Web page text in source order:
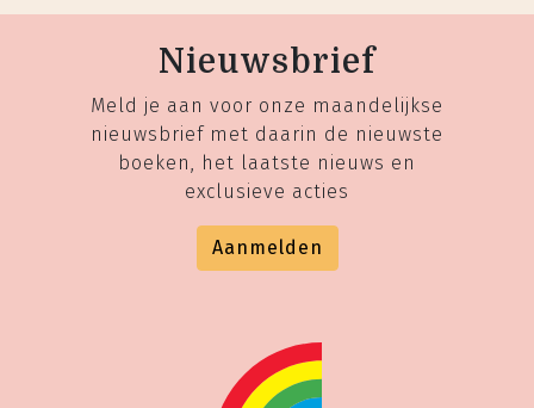
Nieuwsbrief
Meld je aan voor onze maandelijkse
nieuwsbrief met daarin de nieuwste
boeken, het laatste nieuws en
exclusieve acties
Aanmelden